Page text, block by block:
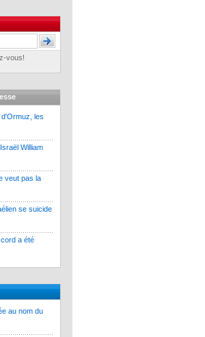
vous!
les
William
veut pas la
se suicide
a été
au nom du